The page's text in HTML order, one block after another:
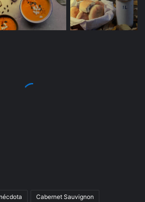
Cabernet Sauvignon